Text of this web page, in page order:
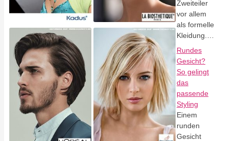
Zweiteiler
vor allem
als formelle
Kleidung.…
Rundes
Gesicht?
So gelingt
das
passende
Styling
Einem
runden
Gesicht